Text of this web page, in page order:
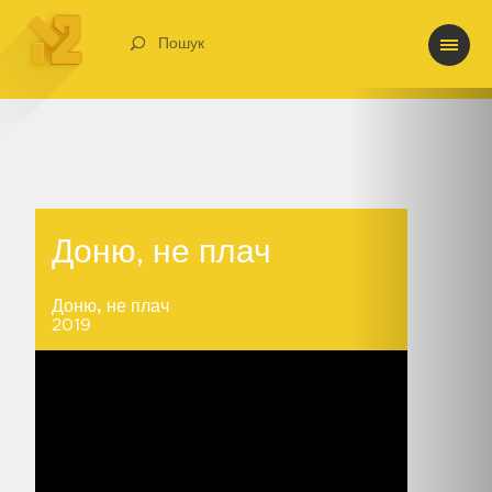
Пошук
Доню, не плач
Доню, не плач
2019